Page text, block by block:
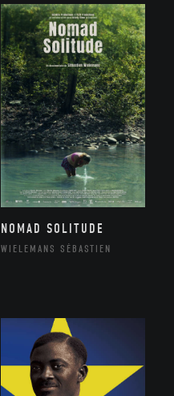
NOMAD SOLITUDE
WIELEMANS SÉBASTIEN